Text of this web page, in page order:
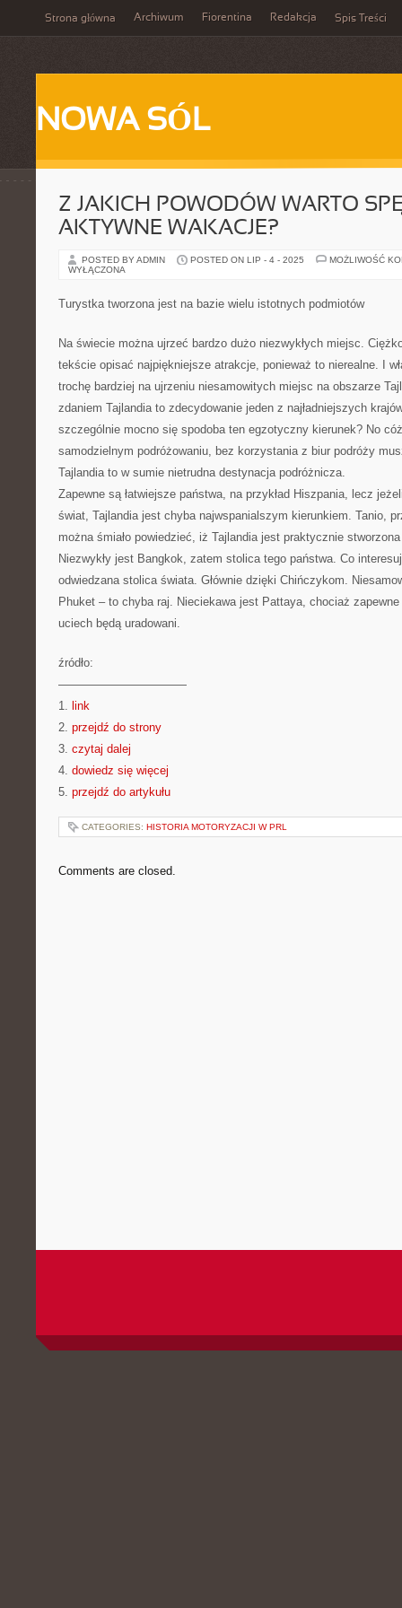
Strona główna Archiwum Fiorentina Redakcja Spis Treści
NOWA SÓL
Z JAKICH POWODÓW WARTO
AKTYWNE WAKACJE?
POSTED BY ADMIN POSTED ON LIP - 4 - 2025
MOŻLIWOŚĆ
WYŁĄCZONA
Turystka tworzona jest na bazie wielu istotnych podmiotów
Na świecie można ujrzeć bardzo dużo niezwykłych miejsc.
tekście opisać najpiękniejsze atrakcje, ponieważ to nierealne. I
trochę bardziej na ujrzeniu niesamowitych miejsc na obszarze
zdaniem Tajlandia to zdecydowanie jeden z najładniejszych
szczególnie mocno się spodoba ten egzotyczny kierunek? No
samodzielnym podróżowaniu, bez korzystania z biur podróży
Tajlandia to w sumie nietrudna destynacja podróżnicza.
Zapewne są łatwiejsze państwa, na przykład Hiszpania, lecz
świat, Tajlandia jest chyba najwspanialszym kierunkiem. Tanio,
można śmiało powiedzieć, iż Tajlandia jest praktycznie
Niezwykły jest Bangkok, zatem stolica tego państwa. Co
odwiedzana stolica świata. Głównie dzięki Chińczykom.
Phuket – to chyba raj. Nieciekawa jest Pattaya, chociaż
uciech będą uradowani.
źródło:
———————————
1. link
2. przejdź do strony
3. czytaj dalej
4. dowiedz się więcej
5. przejdź do artykułu
CATEGORIES: HISTORIA MOTORYZACJI W PRL
Comments are closed.